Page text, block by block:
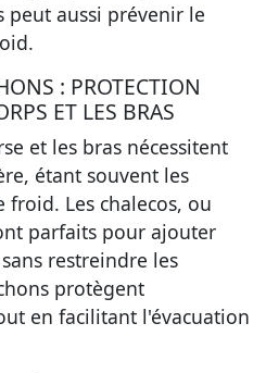
peut aussi prévenir le
: PROTECTION
ET LES BRAS
et les bras nécessitent
étant souvent les
froid. Les chalecos, ou
parfaits pour ajouter
restreindre les
protègent
en facilitant l'évacuation